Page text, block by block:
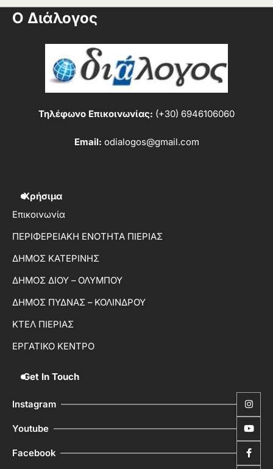
Ο Διάλογος
Τηλέφωνο Επικοινωνίας: (+30) 6946106060
Email: odialogos@gmail.com
Χρήσιμα
Επικοινωνία
ΠΕΡΙΦΕΡΕΙΑΚΗ ΕΝΟΤΗΤΑ ΠΙΕΡΙΑΣ
ΔΗΜΟΣ ΚΑΤΕΡΙΝΗΣ
ΔΗΜΟΣ ΔΙΟΥ – ΟΛΥΜΠΟΥ
ΔΗΜΟΣ ΠΥΔΝΑΣ – ΚΟΛΙΝΔΡΟΥ
ΚΤΕΛ ΠΙΕΡΙΑΣ
ΕΡΓΑΤΙΚΟ ΚΕΝΤΡΟ
Get In Touch
Instagram
Youtube
Facebook